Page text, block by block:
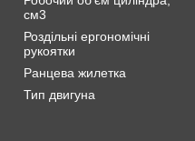
см3
Роздільні ергономічні
рукоятки
Ранцева жилетка
Тип двигуна